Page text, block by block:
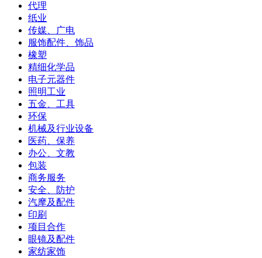
代理
纸业
传媒、广电
服饰配件、饰品
橡塑
精细化学品
电子元器件
照明工业
五金、工具
环保
机械及行业设备
医药、保养
办公、文教
包装
商务服务
安全、防护
汽摩及配件
印刷
项目合作
眼镜及配件
家纺家饰